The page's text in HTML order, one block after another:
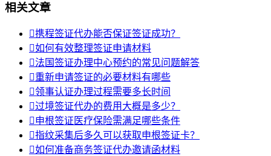
相关文章
携程签证代办能否保证签证成功？
如何有效整理签证申请材料
法国签证办理中心预约的常见问题解答
重新申请签证的必要材料有哪些
领事认证办理过程需要多长时间
过境签证代办的费用大概是多少？
申根签证医疗保险需满足哪些条件
指纹采集后多久可以获取申根签证卡？
如何准备商务签证代办邀请函材料